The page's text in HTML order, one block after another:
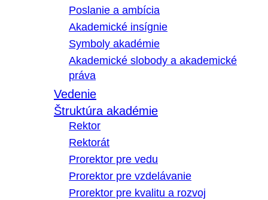
Poslanie a ambícia
Akademické insígnie
Symboly akadémie
Akademické slobody a akademické
práva
Vedenie
Štruktúra akadémie
Rektor
Rektorát
Prorektor pre vedu
Prorektor pre vzdelávanie
Prorektor pre kvalitu a rozvoj